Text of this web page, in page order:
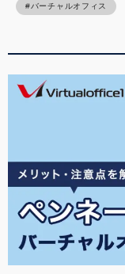
バーチャルオフィス